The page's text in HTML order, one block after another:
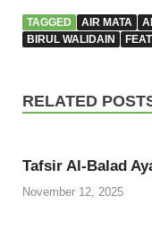
TAGGED AIR MATA
BIRUL WALIDAIN
RELATED
Tafsir Al-Balad
November 12, 2025